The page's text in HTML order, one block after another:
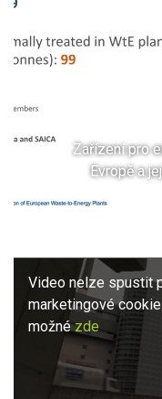
Zařízení pro
Evropě a
Previous
Video nelze spustit
marketingové
možnézde